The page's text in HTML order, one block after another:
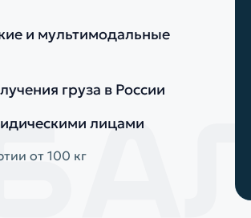
и мультимодальные
груза в России
лицами
от 100 кг